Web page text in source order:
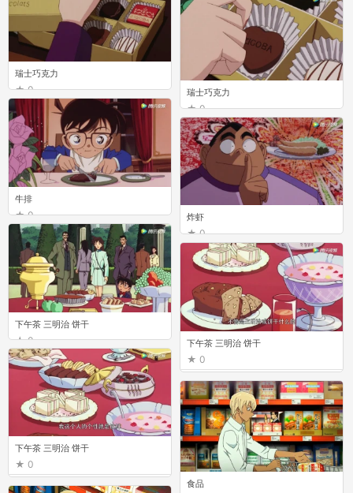
瑞士巧克力
0
炸虾
0
下午茶 三明治 饼干
0 下午茶 三明治 饼干
0
下午茶 三明治 饼干
0
食品
瑞士巧克力
0
牛排
0